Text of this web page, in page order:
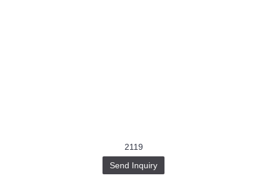
2119
Send Inquiry